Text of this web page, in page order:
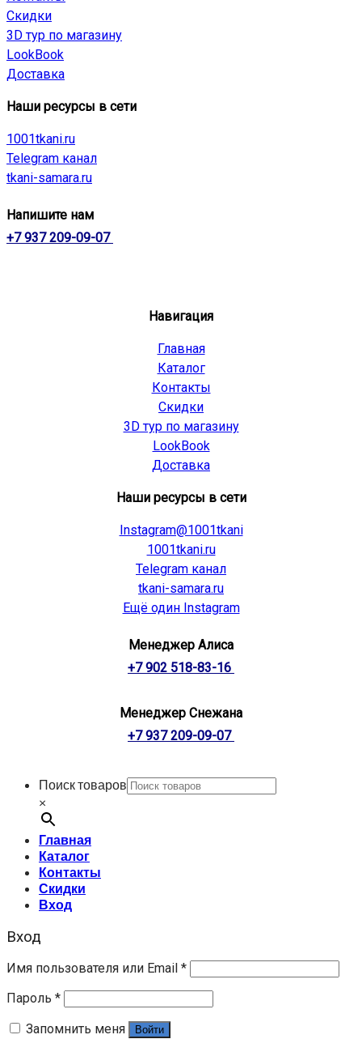
Скидки
3D тур по магазину
LookBook
Доставка
Наши ресурсы в сети
1001tkani.ru
Telegram канал
tkani-samara.ru
Напишите нам
+7 937 209-09-07
Навигация
Главная
Каталог
Контакты
Скидки
3D тур по магазину
LookBook
Доставка
Наши ресурсы в сети
Instagram@1001tkani
1001tkani.ru
Telegram канал
tkani-samara.ru
Ещё один Instagram
Менеджер Алиса
+7 902 518-83-16
Менеджер Снежана
+7 937 209-09-07
Поиск товаров
×
Главная
Каталог
Контакты
Скидки
Вход
Вход
Имя пользователя или Email *
Пароль *
Запомнить меня
Войти